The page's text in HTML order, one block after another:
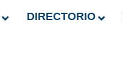
DIRECTORIO